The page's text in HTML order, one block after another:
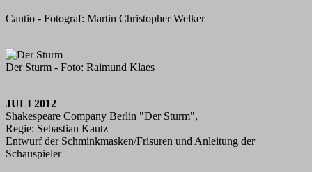
Cantio - Fotograf: Martin Christopher Welker
Der Sturm - Foto: Raimund Klaes
JULI 2012
Shakespeare Company Berlin "Der Sturm",
Regie: Sebastian Kautz
Entwurf der Schminkmasken/Frisuren und Anleitung der
Schauspieler